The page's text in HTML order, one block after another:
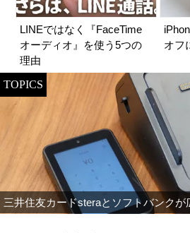
LINEではなく『FaceTime
オーディオ』を使う5つの
理由
オフ
TOPICS
三井住友カードsteraとソフトバンクが